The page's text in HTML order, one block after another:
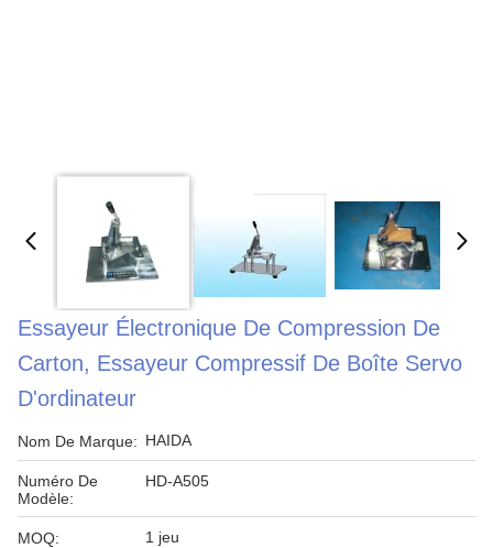
Essayeur Électronique De Compression De
Carton, Essayeur Compressif De Boîte Servo
D'ordinateur
Nom De Marque: HAIDA
Numéro De
Modèle:
HD-A505
MOQ: 1 jeu